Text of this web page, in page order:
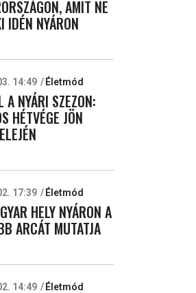
AMIT NE
IDÉN NYÁRON
14:49 Életmód
A NYÁRI SZEZON:
HÉTVÉGE JÖN
17:39 Életmód
HELY NYÁRON A
ARCÁT MUTATJA
14:49 Életmód